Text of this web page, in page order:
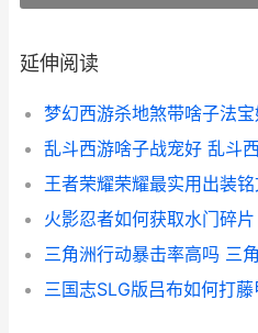
延伸阅读
乱斗西游啥子战宠好 乱斗
三国志SLG版吕布如何打